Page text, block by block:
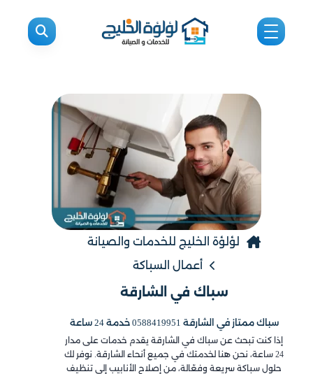
لؤلؤة الخليج للخدمات والصيانة
أعمال السباكة
سباك في الشارقة
سباك ممتاز في الشارقة 0588419951 خدمة 24 ساعة
إذا كنت تبحث عن سباك في الشارقة يقدم خدمات على مدار
24 ساعة، نحن هنا لخدمتك في جميع أنحاء الشارقة. نوفر لك
حلول سباكة سريعة وفعّالة، من إصلاح الأنابيب إلى تنظيف